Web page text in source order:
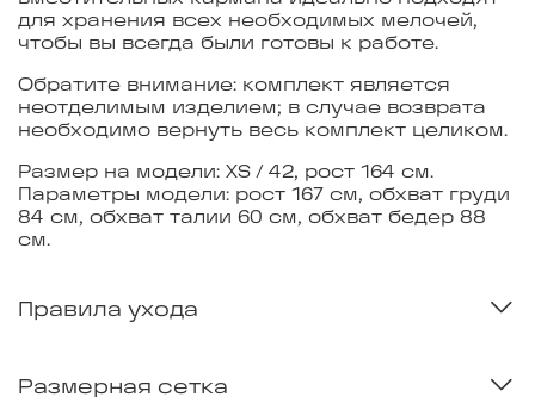
для хранения всех необходимых мелочей,
чтобы вы всегда были готовы к работе.
Обратите внимание: комплект является
неотделимым изделием; в случае возврата
необходимо вернуть весь комплект целиком.
Размер на модели: XS / 42, рост 164 см.
Параметры модели: рост 167 см, обхват груди
84 см, обхват талии 60 см, обхват бедер 88
см.
Правила ухода
Размерная сетка